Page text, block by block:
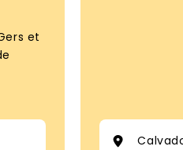
et